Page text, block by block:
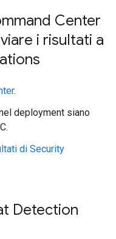
Center
i risultati a
.
deployment siano
di Security
Detection